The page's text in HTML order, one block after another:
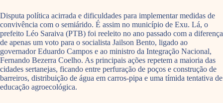
Disputa política acirrada e dificuldades para implementar medidas de
convivência com o semiárido. É assim no município de Exu. Lá, o
prefeito Léo Saraiva (PTB) foi reeleito no ano passado com a diferença
de apenas um voto para o socialista Jailson Bento, ligado ao
governador Eduardo Campos e ao ministro da Integração Nacional,
Fernando Bezerra Coelho. As principais ações repetem a maioria das
cidades sertanejas, ficando entre perfuração de poços e construção de
barreiros, distribuição de água em carros-pipa e uma tímida tentativa de
educação agroecológica.